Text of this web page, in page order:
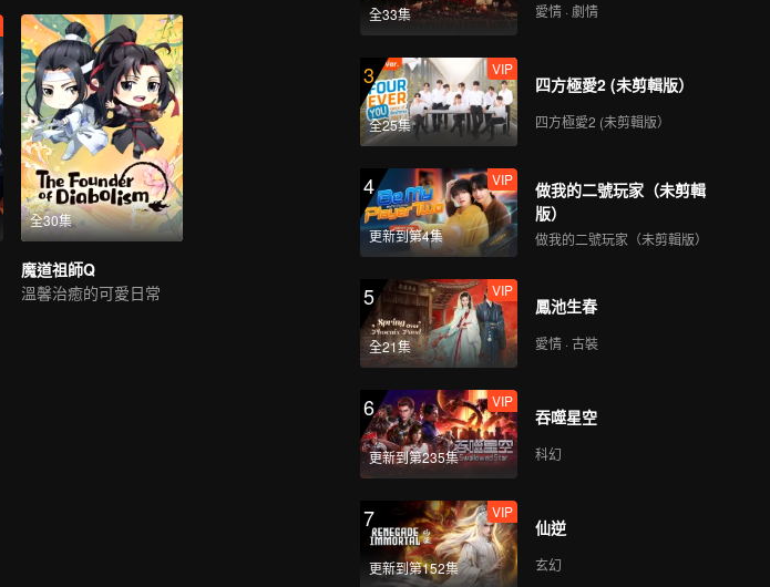
110 111
112 113
114
116 117
118 119
全30集
魔道祖師Q
溫馨治癒的可愛日常
全33集 愛情 · 劇情
3
全25集
VIP
四方極愛2 (未剪輯版）
四方極愛2 (未剪輯版）
4
更新到第4集
VIP
做我的二號玩家（未剪輯
版）
做我的二號玩家（未剪輯版）
5
全21集
VIP
鳳池生春
愛情 · 古裝
6
更新到第235集
VIP
吞噬星空
科幻
7
更新到第152集
VIP
仙逆
玄幻